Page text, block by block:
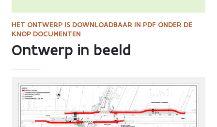
HET ONTWERP IS DOWNLOADBAAR IN PDF ONDER DE
KNOP DOCUMENTEN
Ontwerp in beeld